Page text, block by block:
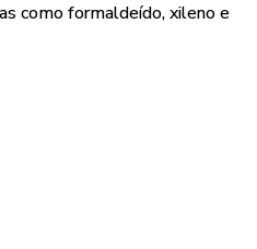
como formaldeído, xileno e